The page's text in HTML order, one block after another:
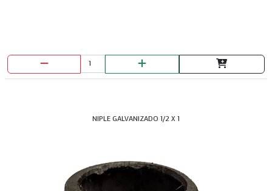
NIPLE GALVANIZADO 1/2 X 1